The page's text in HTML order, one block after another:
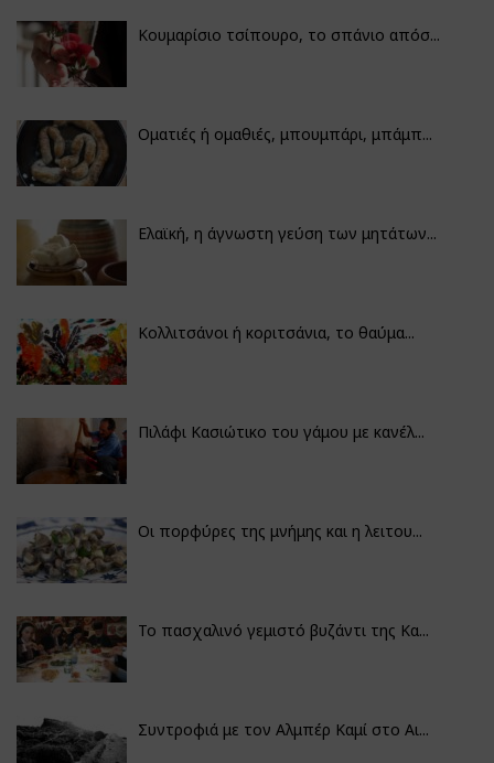
Κουμαρίσιο τσίπουρο, το σπάνιο απόσ...
Οματιές ή ομαθιές, μπουμπάρι, μπάμπ...
Ελαϊκή, η άγνωστη γεύση των μητάτων...
Κολλιτσάνοι ή κοριτσάνια, το θαύμα...
Πιλάφι Κασιώτικο του γάμου με κανέλ...
Οι πορφύρες της μνήμης και η λειτου...
Το πασχαλινό γεμιστό βυζάντι της Κα...
Συντροφιά με τον Αλμπέρ Καμί στο Αι...